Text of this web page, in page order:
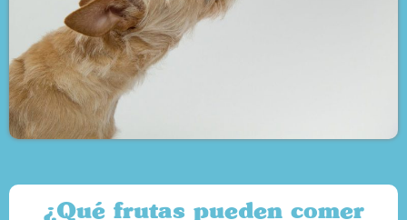
¿Qué frutas pueden comer